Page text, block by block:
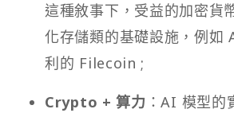
這種敘事下，受益的加密貨
化存儲類的基礎設施，例
利的 Filecoin ;
Crypto + 算力 ：AI 模型的